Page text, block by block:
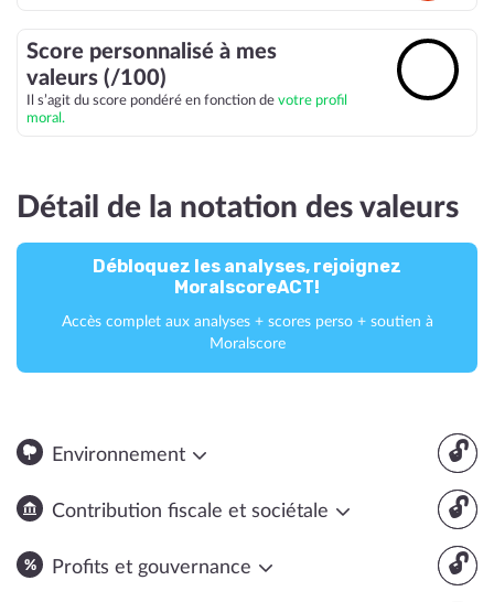
Score personnalisé à mes
valeurs (/100)
Il s’agit du score pondéré en fonction de votre profil
moral.
Détail de la notation des valeurs
Débloquez les analyses, rejoignez
MoralscoreACT!
Accès complet aux analyses + scores perso + soutien à
Moralscore
🔓
Environnement
🔓
Contribution fiscale et sociétale
🔓
Profits et gouvernance